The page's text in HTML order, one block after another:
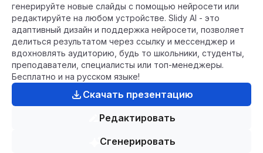
генерируйте новые слайды с помощью нейросети или
редактируйте на любом устройстве. Slidy AI - это
адаптивный дизайн и поддержка нейросети, позволяет
делиться результатом через ссылку и мессенджер и
вдохновлять аудиторию, будь то школьники, студенты,
преподаватели, специалисты или топ-менеджеры.
Бесплатно и на русском языке!
Скачать презентацию
Редактировать
Сгенерировать